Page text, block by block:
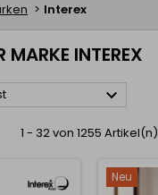
Interex
MARKE INTEREX

1 - 32 von 1255 Artikel(n)
Neu